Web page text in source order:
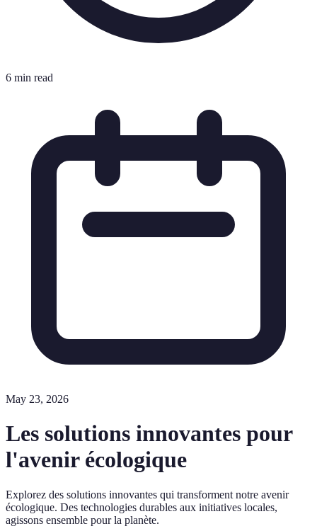
6 min read
May 23, 2026
Les solutions innovantes pour
l'avenir écologique
Explorez des solutions innovantes qui transforment notre avenir
écologique. Des technologies durables aux initiatives locales,
agissons ensemble pour la planète.